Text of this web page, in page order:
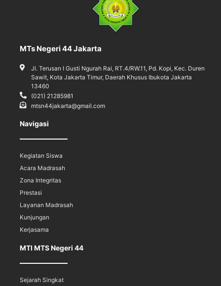
MTs Negeri 44 Jakarta
Jl. Terusan I Gusti Ngurah Rai, RT.4/RW.11, Pd. Kopi, Kec. Duren
Sawit, Kota Jakarta Timur, Daerah Khusus Ibukota Jakarta
13460
(021) 21285981
mtsn44jakarta@gmail.com
Navigasi
Kegiatan Siswa
Acara Madrasah
Zona Integritas
Prestasi
Layanan Madrasah
Kunjungan
Kerjasama
MTI MTS Negeri 44
Sejarah Singkat